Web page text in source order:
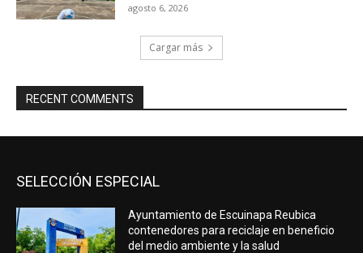
agosto 6, 2026
Cargar más
RECENT COMMENTS
SELECCIÓN ESPECIAL
Ayuntamiento de Escuinapa Reubica
contenedores para reciclaje en beneficio
del medio ambiente y la salud